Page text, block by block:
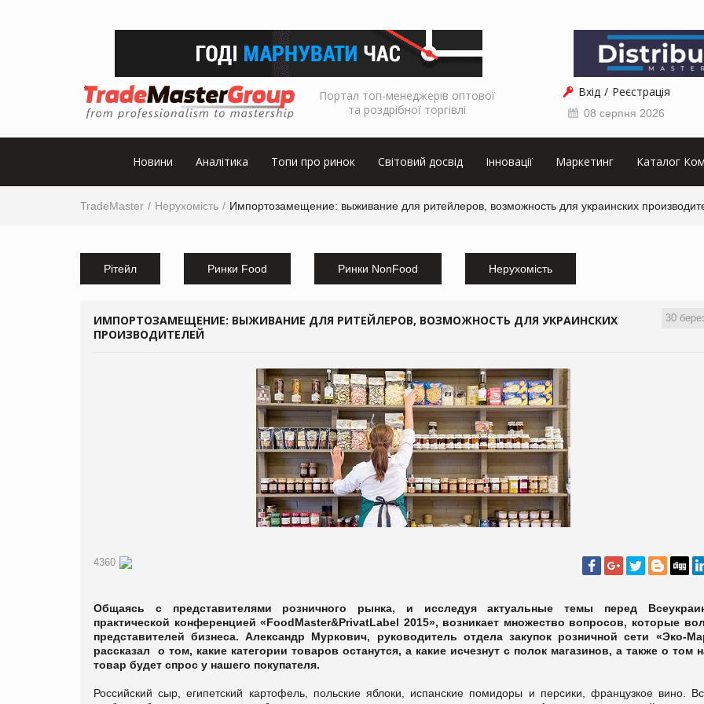
Портал топ-менеджерів оптової
та роздрібної торгівлі
Вхід Реєстрація
08 серпня 2026
Новини Аналітика Топи про ринок Світовий досвід Інновації Маркетинг Каталог
TradeMaster Нерухомість Импортозамещение: выживание для ритейлеров, возможность для украинских
Рітейл Ринки Food Ринки NonFood Нерухомість
30
ИМПОРТОЗАМЕЩЕНИЕ: ВЫЖИВАНИЕ ДЛЯ РИТЕЙЛЕРОВ, ВОЗМОЖНОСТЬ ДЛЯ УКРАИНСКИХ
ПРОИЗВОДИТЕЛЕЙ
4360
Общаясь с представителями розничного рынка, и исследуя актуальные темы перед
практической конференцией «FoodMaster&PrivatLabel 2015», возникает множество вопросов, которые
представителей бизнеса. Александр Муркович, руководитель отдела закупок розничной сети «Эко-
рассказал
о том, какие категории товаров останутся, а какие исчезнут с полок магазинов, а также о том
товар будет спрос у нашего покупателя.
Российский сыр, египетский картофель, польские яблоки, испанские помидоры и персики, французкое вино.